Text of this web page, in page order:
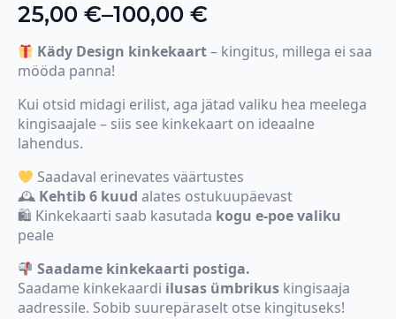
25,00 €–100,00 €
Price
range:
25,00 €
through
100,00 €
Kädy Design kinkekaart– kingitus, millega ei saa
mööda panna!
Kui otsid midagi erilist, aga jätad valiku hea meelega
kingisaajale – siis see kinkekaart on ideaalne
lahendus.
Saadaval erinevates väärtustes
🕰 Kehtib 6 kuud alates ostukuupäevast
🛍 Kinkekaarti saab kasutada kogu e-poe valiku
peale
Saadame kinkekaarti postiga.
Saadame kinkekaardi ilusas ümbrikus kingisaaja
aadressile. Sobib suurepäraselt otse kingituseks!